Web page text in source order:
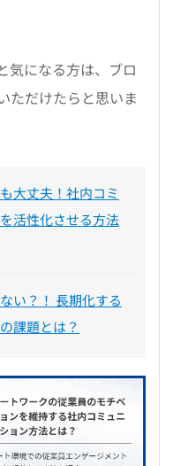
気になる方は、ブロ
ただけたらと思いま
大丈夫！社内コミ
活性化させる方法
い？！ 長期化する
課題とは？